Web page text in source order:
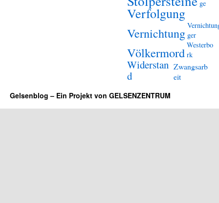
ge
Verfolgung
Vernichtung ger
Völkermord Westerbo
rk
Widerstan
d
Zwangsarb
eit
Gelsenblog – Ein Projekt von GELSENZENTRUM